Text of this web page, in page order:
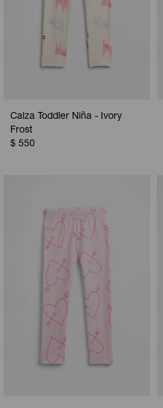
Calza Toddler Niña - Ivory
Frost
$ 550